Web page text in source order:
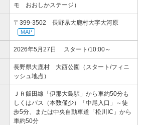
モ おおしかステージ）
〒399-3502 長野県大鹿村大字大河原
MAP
2026年5月27日 スタート/10:00～
長野県大鹿村 大西公園（スタート/フィニ
ッシュ地点）
ＪＲ飯田線「伊那大島駅」から車約50分も
しくはバス（本数僅少）「中尾入口」～徒
歩5分、または中央自動車道「松川IC」から
車約50分